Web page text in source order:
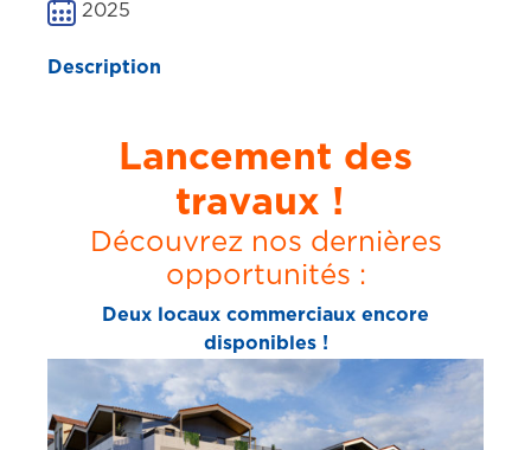
2025
Description
Lancement des
travaux !
Découvrez nos dernières
opportunités :
Deux locaux commerciaux encore
disponibles !